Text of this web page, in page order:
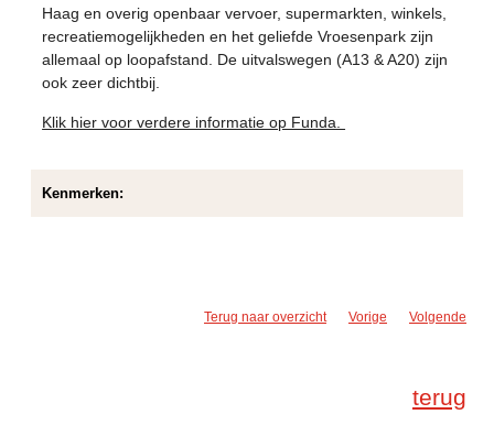
Haag en overig openbaar vervoer, supermarkten, winkels,
recreatiemogelijkheden en het geliefde Vroesenpark zijn
allemaal op loopafstand. De uitvalswegen (A13 & A20) zijn
ook zeer dichtbij.
Klik hier voor verdere informatie op Funda.
Kenmerken:
Terug naar overzicht Vorige Volgende
terug